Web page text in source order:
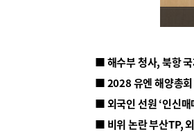
■ 해수부 청사, 북항
■ 2028 유엔 해양총회
■ 외국인 선원 ‘인신
■ 비위 논란 부산TP,